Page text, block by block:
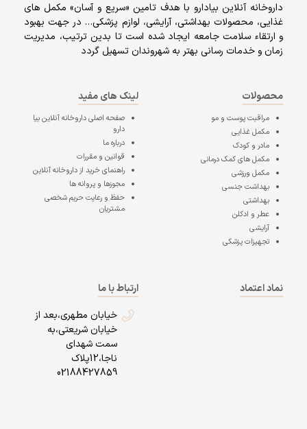
داروخانه آنلاين بيادارو با هدف تامين «سریع و آسان» مكمل هاى
غذايى، محصولات بهداشتى، آرايشى، لوازم پزشکی… در جهت بهبود
و ارتقاء سلامت جامعه ایجاد شده است تا بدین ترتیب، مدیریت
زمان و خدمات رسانی بهتر به شهروندان تسهیل گردد
محصولات
مراقبت پوست و مو
مکمل غذایی
مادر و کودک
مکمل های کمک درمانی
مکمل ورزشی
بهداشت جنسی
بهداشتی
عطر و ادکلن
آرایشی
تجهیزات پزشکی
لینک های مفید
صفحه اصلیداروخانه آنلاین بیا
دارو
درباره ما
قوانین و مقررات
راهنمای خرید از داروخانه آنلاین
مجوزها و پروانه ها
حفظ و رعایت حریم شخصی
مشتریان
نماد اعتماد
ارتباط با ما
خیابان مطهری،بعد از
خیابان شریعتی،به
سمت شهدای
ناجا،12پلاک
02188427859